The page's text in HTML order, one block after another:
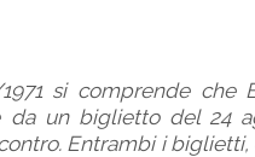
si comprende che
da un biglietto del 24
Entrambi i